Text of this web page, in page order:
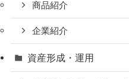
商品紹介
企業紹介
資産形成・運用